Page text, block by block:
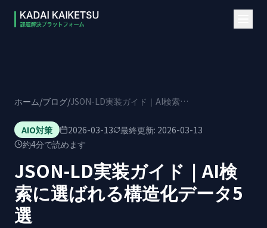
ホーム/ブログ/ JSON-LD実装ガイド｜AI検索に選ばれる構造化データ5選
AIO対策 2026-03-13 最終更新: 2026-03-13
約4分で読めます
JSON-LD実装ガイド｜AI検
索に選ばれる構造化データ5
選